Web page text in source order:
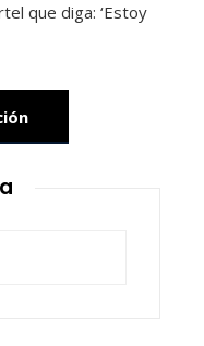
que diga: ‘Estoy